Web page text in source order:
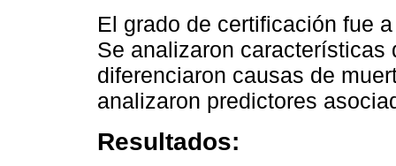
El grado de certificación fue
Se analizaron
diferenciaron causas de
analizaron predictores
Resultados: